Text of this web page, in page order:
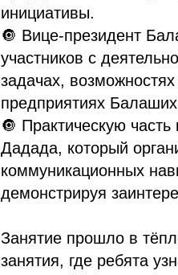
инициативы.
🔘 Вице-президент
участников с
задачах,
предприятиях
🔘 Практическую
Дадада, который
коммуникационных
демонстрируя
Занятие прошло в
занятия, где ребята